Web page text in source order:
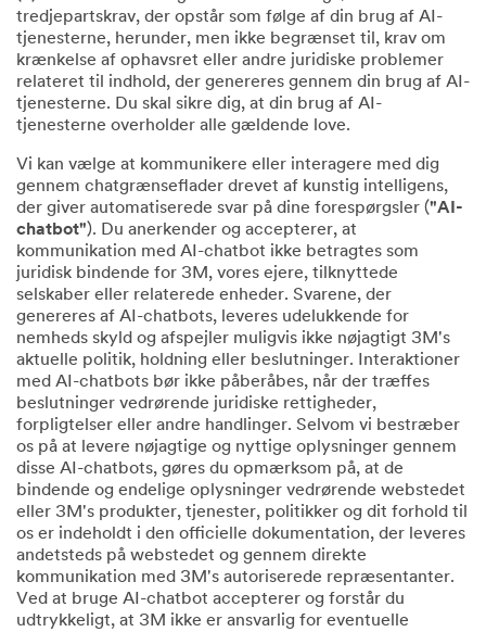
tredjepartskrav, der opstår som følge af din brug af AI-
tjenesterne, herunder, men ikke begrænset til, krav om
krænkelse af ophavsret eller andre juridiske problemer
relateret til indhold, der genereres gennem din brug af AI-
tjenesterne. Du skal sikre dig, at din brug af AI-
tjenesterne overholder alle gældende love.
Vi kan vælge at kommunikere eller interagere med dig
gennem chatgrænseflader drevet af kunstig intelligens,
der giver automatiserede svar på dine forespørgsler ("AI-
chatbot"). Du anerkender og accepterer, at
kommunikation med AI-chatbot ikke betragtes som
juridisk bindende for 3M, vores ejere, tilknyttede
selskaber eller relaterede enheder. Svarene, der
genereres af AI-chatbots, leveres udelukkende for
nemheds skyld og afspejler muligvis ikke nøjagtigt 3M's
aktuelle politik, holdning eller beslutninger. Interaktioner
med AI-chatbots bør ikke påberåbes, når der træffes
beslutninger vedrørende juridiske rettigheder,
forpligtelser eller andre handlinger. Selvom vi bestræber
os på at levere nøjagtige og nyttige oplysninger gennem
disse AI-chatbots, gøres du opmærksom på, at de
bindende og endelige oplysninger vedrørende webstedet
eller 3M's produkter, tjenester, politikker og dit forhold til
os er indeholdt i den officielle dokumentation, der leveres
andetsteds på webstedet og gennem direkte
kommunikation med 3M's autoriserede repræsentanter.
Ved at bruge AI-chatbot accepterer og forstår du
udtrykkeligt, at 3M ikke er ansvarlig for eventuelle